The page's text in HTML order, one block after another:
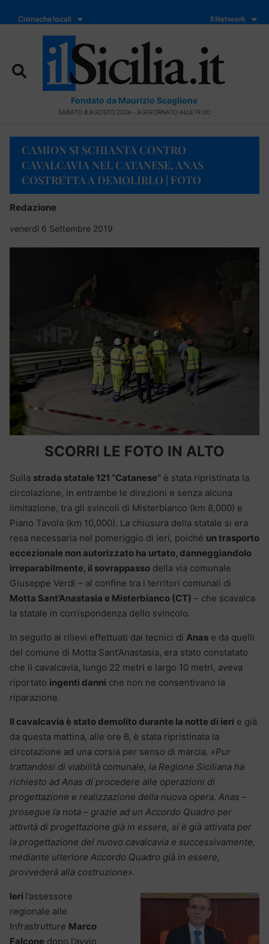
Cronache locali Il Network
Fondato da Maurizio Scaglione
SABATO 8 AGOSTO 2026 - AGGIORNATO ALLE 19:00
CAMION SI SCHIANTA CONTRO
CAVALCAVIA NEL CATANESE, ANAS
COSTRETTA A DEMOLIRLO | FOTO
Redazione
venerdì 6 Settembre 2019
SCORRI LE FOTO IN ALTO
Sulla strada statale 121 “Catanese” è stata ripristinata la
circolazione, in entrambe le direzioni e senza alcuna
limitazione, tra gli svincoli di Misterbianco (km 8,000) e
Piano Tavola (km 10,000). La chiusura della statale si era
resa necessaria nel pomeriggio di ieri, poiché un trasporto
eccezionale non autorizzato ha urtato, danneggiandolo
irreparabilmente, il sovrappasso della via comunale
Giuseppe Verdi – al confine tra i territori comunali di
Motta Sant’Anastasia e Misterbianco (CT) – che scavalca
la statale in corrispondenza dello svincolo.
In seguito ai rilievi effettuati dai tecnici di Anas e da quelli
del comune di Motta Sant’Anastasia, era stato constatato
che il cavalcavia, lungo 22 metri e largo 10 metri, aveva
riportato ingenti danni che non ne consentivano la
riparazione.
Il cavalcavia è stato demolito durante la notte di ieri e già
da questa mattina, alle ore 6, è stata ripristinata la
circolazione ad una corsia per senso di marcia. «Pur
trattandosi di viabilità comunale, la Regione Siciliana ha
richiesto ad Anas di procedere alle operazioni di
progettazione e realizzazione della nuova opera. Anas –
prosegue la nota – grazie ad un Accordo Quadro per
attività di progettazione già in essere, si è già attivata per
la progettazione del nuovo cavalcavia e successivamente,
mediante ulteriore Accordo Quadro già in essere,
provvederà alla costruzione».
Ieri l’assessore
regionale alle
Infrastrutture Marco
Falcone dopo l’avvio